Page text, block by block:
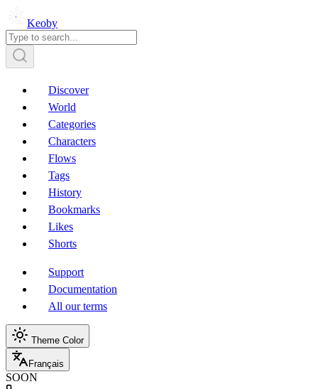
Keoby
Discover
World
Categories
Characters
Flows
Tags
History
Bookmarks
Likes
Shorts
Support
Documentation
All our terms
Theme Color
Français
SOON